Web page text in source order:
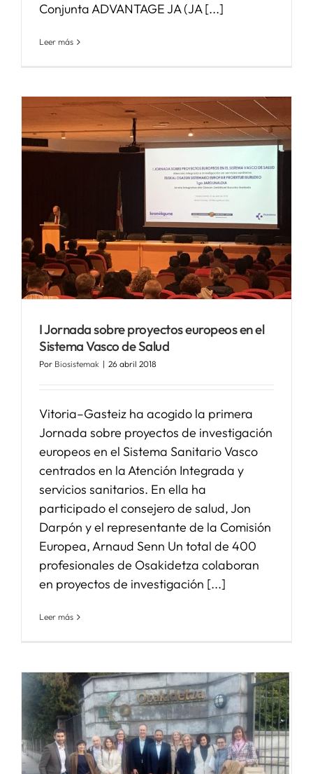
Conjunta ADVANTAGE JA (JA [...]
Leer más
I Jornada sobre proyectos europeos en el
Sistema Vasco de Salud
Por Biosistemak | 26 abril 2018
Vitoria–Gasteiz ha acogido la primera
Jornada sobre proyectos de investigación
europeos en el Sistema Sanitario Vasco
centrados en la Atención Integrada y
servicios sanitarios. En ella ha
participado el consejero de salud, Jon
Darpón y el representante de la Comisión
Europea, Arnaud Senn Un total de 400
profesionales de Osakidetza colaboran
en proyectos de investigación [...]
Leer más